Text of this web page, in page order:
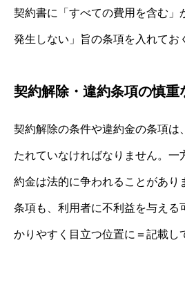
契約書に「すべての費用を含む」
発生しない」旨の条項を入れてお
契約解除・違約条項の慎重
契約解除の条件や違約金の条項は
たれていなければなりません。一
約金は法的に争われることがあり
条項も、利用者に不利益を与える
かりやすく目立つ位置に＝記載し